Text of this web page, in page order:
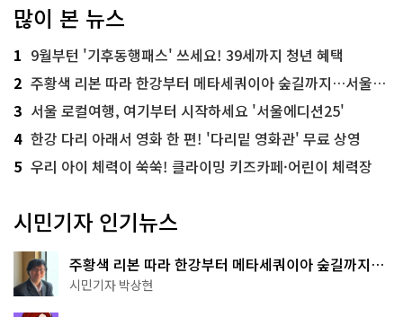
많이 본 뉴스
1 9월부턴 '기후동행패스' 쓰세요! 39세까지 청년 혜택
2 주황색 리본 따라 한강부터 메타세쿼이아 숲길까지…서울둘레길 15코스
3 서울 로컬여행, 여기부터 시작하세요 '서울에디션25'
4 한강 다리 아래서 영화 한 편! '다리밑 영화관' 무료 상영
5 우리 아이 체력이 쑥쑥! 클라이밍 키즈카페·어린이 체력장
시민기자 인기뉴스
주황색 리본 따라 한강부터 메타세쿼이아 숲길까지…
서울둘레길 15코스
시민기자 박상현